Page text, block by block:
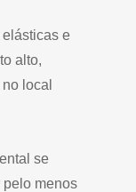
e
alto,
local
se
pelo menos